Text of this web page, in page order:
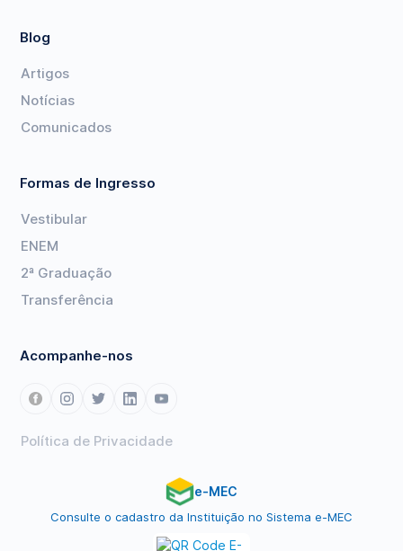
Blog
Artigos
Notícias
Comunicados
Formas de Ingresso
Vestibular
ENEM
2ª Graduação
Transferência
Acompanhe-nos
Política de Privacidade
e-MEC
Consulte o cadastro da Instituição no Sistema e-MEC